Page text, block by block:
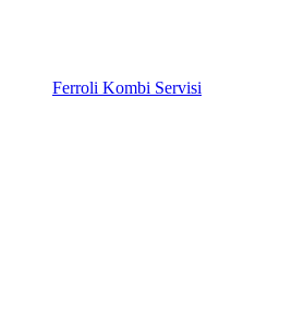
Ferroli Kombi Servisi